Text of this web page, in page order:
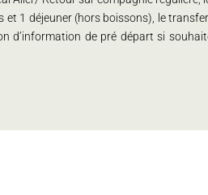
et 1 déjeuner (hors boissons), le
de pré départ si